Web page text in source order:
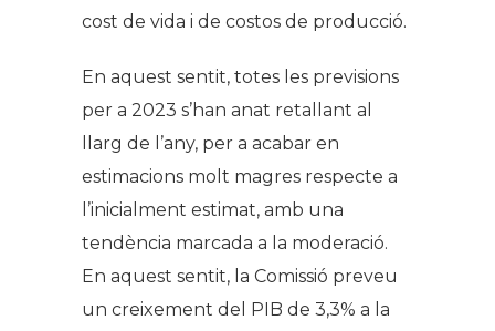
cost de vida i de costos de producció.
En aquest sentit, totes les previsions
per a 2023 s’han anat retallant al
llarg de l’any, per a acabar en
estimacions molt magres respecte a
l’inicialment estimat, amb una
tendència marcada a la moderació.
En aquest sentit, la Comissió preveu
un creixement del PIB de 3,3% a la